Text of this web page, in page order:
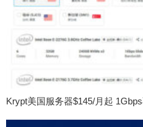
Krypt美国服务器$145/月起